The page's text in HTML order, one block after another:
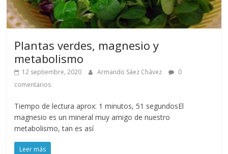
Plantas verdes, magnesio y
metabolismo
12 septiembre, 2020 Armando Sáez Chávez
0
comentarios
Tiempo de lectura aprox: 1 minutos, 51 segundosEl
magnesio es un mineral muy amigo de nuestro
metabolismo, tan es así
Leer más